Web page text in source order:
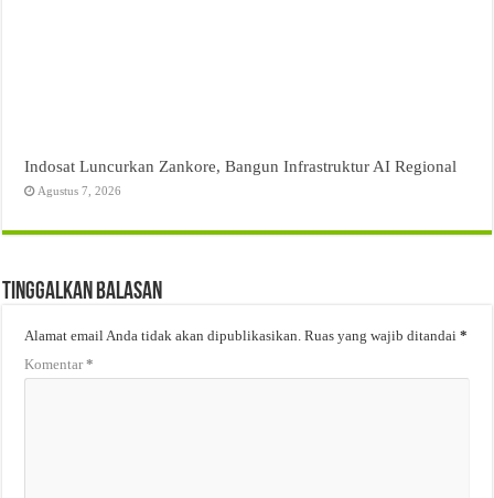
Indosat Luncurkan Zankore, Bangun Infrastruktur AI Regional
Agustus 7, 2026
Tinggalkan Balasan
Alamat email Anda tidak akan dipublikasikan. Ruas yang wajib ditandai*
Komentar*